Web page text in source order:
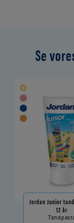
Se
Jordan Junior
12 år